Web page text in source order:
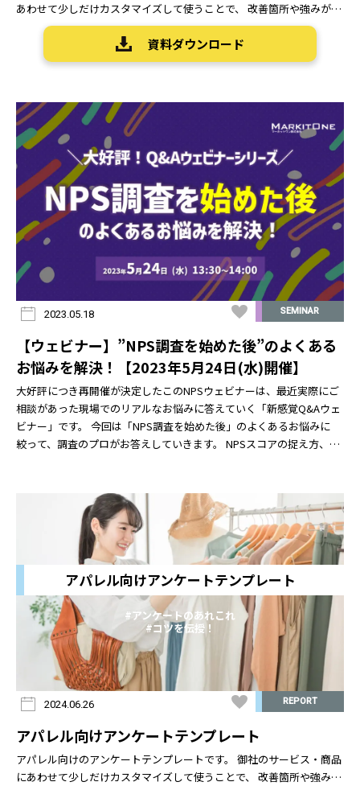
あわせて少しだけカスタマイズして使うことで、 改善箇所や強みが把
握しやすい作りとなっています STEP①入力 → STEP②確認 → STEP③
資料ダウンロード
2023.05.18 SEMINAR
【ウェビナー】”NPS調査を始めた後”のよくある
お悩みを解決！【2023年5月24日(水)開催】
大好評につき再開催が決定したこのNPSウェビナーは、最近実際にご
相談があった現場でのリアルなお悩みに答えていく「新感覚Q&Aウェ
ビナー」です。 今回は「NPS調査を始めた後」のよくあるお悩みに
絞って、調査のプロがお答えしていきます。 NPSスコアの捉え方、設
アパレル向けアンケートテンプレート
#アンケートのあれこれ
#コツを伝授！
2024.06.26 REPORT
アパレル向けアンケートテンプレート
アパレル向けのアンケートテンプレートです。 御社のサービス・商品
にあわせて少しだけカスタマイズして使うことで、 改善箇所や強みが